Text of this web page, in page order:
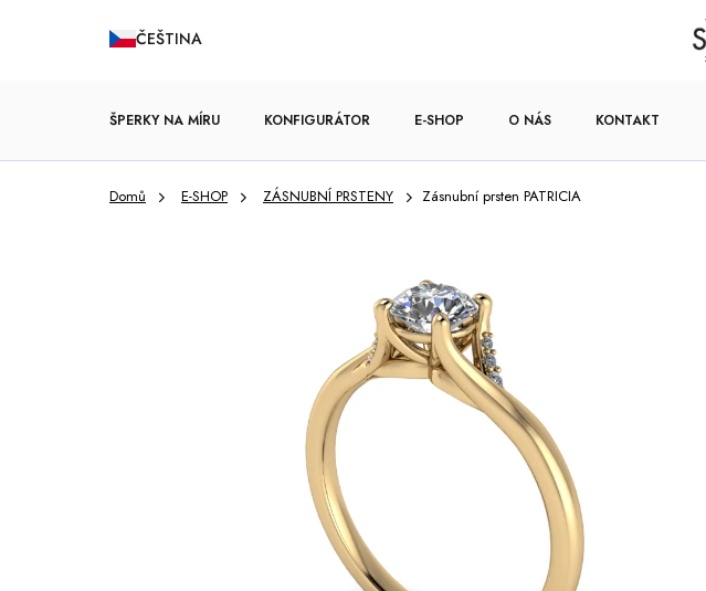
ČEŠTINA
ŠPERKY NA MÍRU KONFIGURÁTOR E-SHOP
ZÁSNUBNÍ PRSTENY
O NÁS KONTAKT
Domů E-SHOP ZÁSNUBNÍ PRSTENY Zásnubní prsten PATRICIA